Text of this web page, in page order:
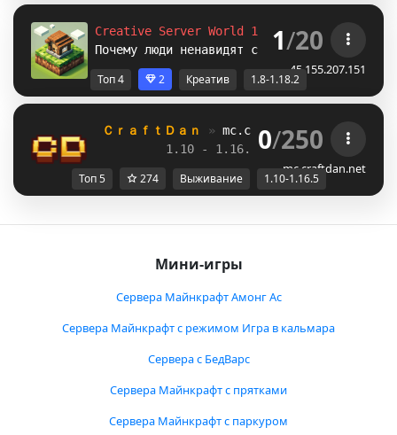
Creative Server World 1.8-1.12.2-1.16.5-
Почему люди ненавидят снег?
1/20
45.155.207.151
Топ 4 2 Креатив 1.8-1.18.2
ＣｒａｆｔＤａｎ » mc.craftdan.net //
1.10 - 1.16.5 //
0/250
mc.craftdan.net
Топ 5 274 Выживание 1.10-1.16.5
Мини-игры
Сервера Майнкрафт Амонг Ас
Сервера Майнкрафт с режимом Игра в кальмара
Сервера с БедВарс
Сервера Майнкрафт с прятками
Сервера Майнкрафт с паркуром